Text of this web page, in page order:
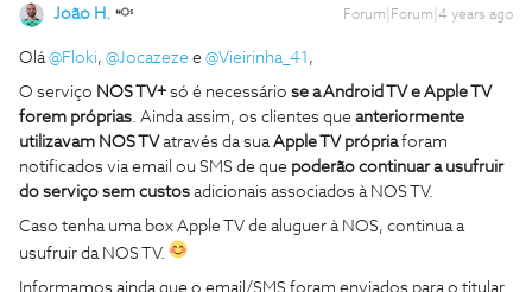
João H. Forum|Forum|4 years ago
Olá @Floki, @Jocazeze e @Vieirinha_41 ,
O serviço NOS TV+ só é necessário se a Android TV e Apple TV
forem próprias . Ainda assim, os clientes que anteriormente
utilizavam NOS TVatravés da sua Apple TV própriaforam
notificados via email ou SMS de que poderão continuar a usufruir
do serviço sem custos adicionais associados à NOS TV.
Caso tenha uma box Apple TV de aluguer à NOS, continua a
usufruir da NOS TV.
Informamos ainda que o email/SMS foram enviados para o titular